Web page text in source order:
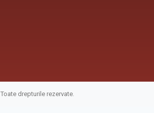
Toate drepturile rezervate.